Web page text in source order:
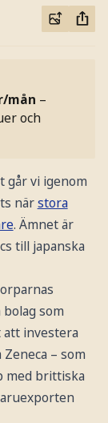
mån –
och
går vi igenom
närstora
. Ämnet är
till japanska
som
investera
– som
med brittiska